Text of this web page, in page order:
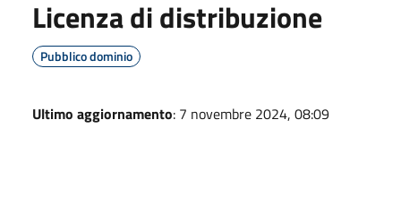
Licenza di distribuzione
Pubblico dominio
Ultimo aggiornamento: 7 novembre 2024, 08:09